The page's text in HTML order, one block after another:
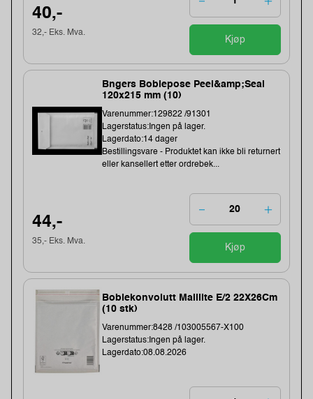
40,-
32,- Eks. Mva.
Kjøp
Bngers Boblepose Peel&amp;Seal
120x215 mm (10)
Varenummer:129822 /91301
Lagerstatus:Ingen på lager.
Lagerdato:14 dager
Bestillingsvare - Produktet kan ikke bli returnert
eller kansellert etter ordrebek...
44,-
35,- Eks. Mva.
Kjøp
Boblekonvolutt Maillite E/2 22X26Cm
(10 stk)
Varenummer:8428 /103005567-X100
Lagerstatus:Ingen på lager.
Lagerdato:08.08.2026